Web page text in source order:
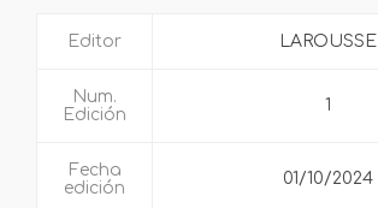
Editor LAROUSSE
Num.
Edición
1
Fecha
edición
01/10/2024